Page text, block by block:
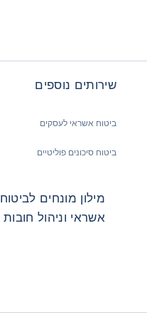
שירותים נוספים
ביטוח אשראי לעסקים
ביטוח סיכונים פוליטיים
מילון מונחים לביטוח
אשראי וניהול חובות